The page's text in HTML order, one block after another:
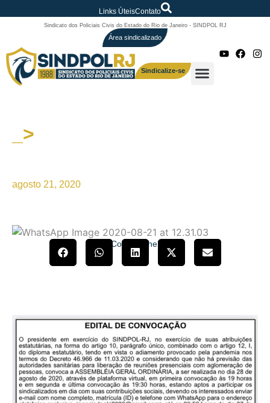
Links ÚteisContato
Sindicato dos Policiais Civis do Estado do Rio de Janeiro - SINDPOL RJ
Área sindicalizado
Sindicalize-se
_>
agosto 21, 2020
Compartilhe!